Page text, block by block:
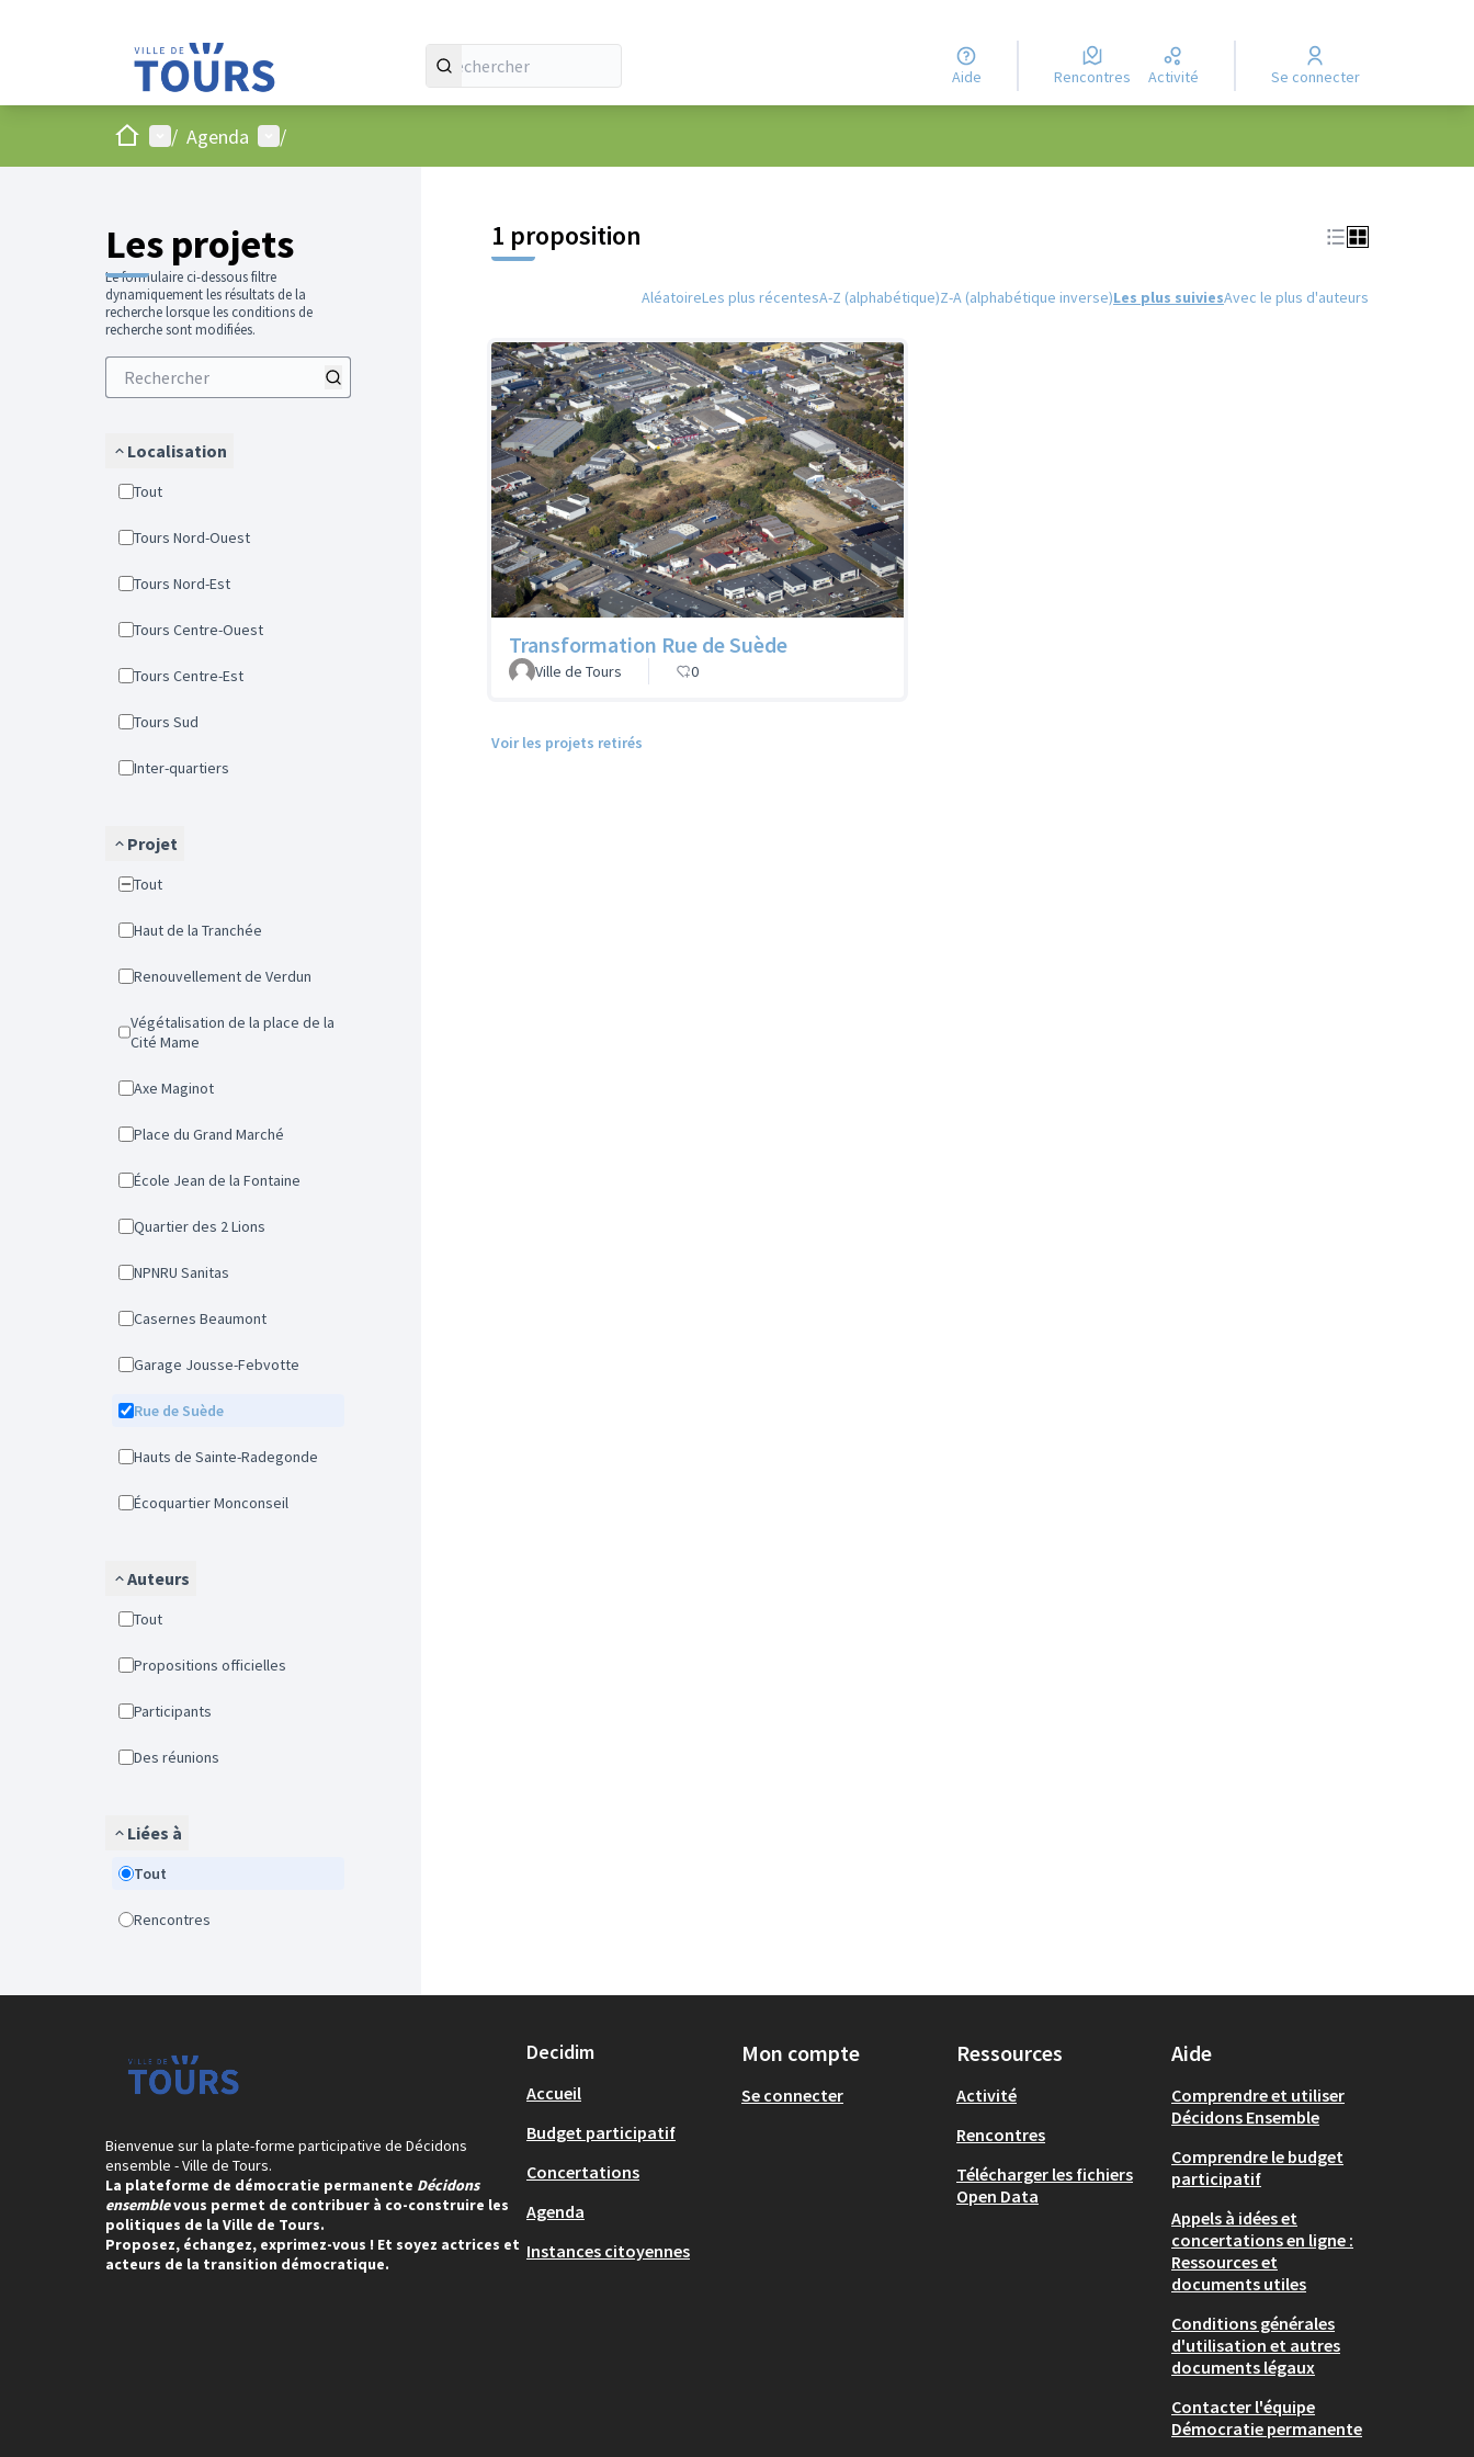
Aide Rencontres Activité Se connecter
AccueilMenu principal
/ Agenda Menu utilisateur
/
Les projets
Le formulaire ci-dessous filtre
dynamiquement les résultats de la
recherche lorsque les conditions de
recherche sont modifiées.
Localisation
Tout
Tours Nord-Ouest
Tours Nord-Est
Tours Centre-Ouest
Tours Centre-Est
Tours Sud
Inter-quartiers
Projet
Tout
Haut de la Tranchée
Renouvellement de Verdun
Végétalisation de la place de la
Cité Mame
Axe Maginot
Place du Grand Marché
École Jean de la Fontaine
Quartier des 2 Lions
NPNRU Sanitas
Casernes Beaumont
Garage Jousse-Febvotte
Rue de Suède
Hauts de Sainte-Radegonde
Écoquartier Monconseil
Auteurs
Tout
Propositions officielles
Participants
Des réunions
Liées à
Tout
Rencontres
1 proposition
AléatoireLes plus récentesA-Z (alphabétique)Z-A (alphabétique inverse)Les plus suiviesAvec le plus d'auteurs
Transformation Rue de Suède
Ville de Tours 0
Voir les projets retirés
Bienvenue sur la plate-forme participative de Décidons
ensemble - Ville de Tours.
La plateforme de démocratie permanente Décidons
ensemblevous permet de contribuer à co-construire les
politiques de la Ville de Tours.
Proposez, échangez, exprimez-vous ! Et soyez actrices et
acteurs de la transition démocratique.
Decidim
Accueil
Budget participatif
Concertations
Agenda
Instances citoyennes
Mon compte
Se connecter
Ressources
Activité
Rencontres
Télécharger les fichiers
Open Data
Aide
Comprendre et utiliser
Décidons Ensemble
Comprendre le budget
participatif
Appels à idées et
concertations en ligne :
Ressources et
documents utiles
Conditions générales
d'utilisation et autres
documents légaux
Contacter l'équipe
Démocratie permanente